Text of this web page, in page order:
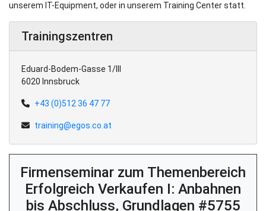
unserem IT-Equipment, oder in unserem Training Center statt.
Trainingszentren
Eduard-Bodem-Gasse 1/III
6020 Innsbruck
+43 (0)512 36 47 77
training@egos.co.at
Firmenseminar zum Themenbereich
Erfolgreich Verkaufen I: Anbahnen
bis Abschluss, Grundlagen #5755